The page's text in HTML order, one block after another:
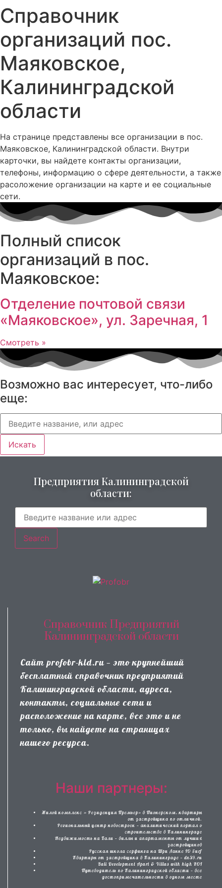
Справочник
организаций пос.
Маяковское,
Калининградской
области
На странице представлены все организации в пос.
Маяковское, Калининградской области. Внутри
карточки, вы найдете контакты организации,
телефоны, информацию о сфере деятельности, а также
расоложение организации на карте и ее социальные
сети.
Полный список
организаций в пос.
Маяковское:
Отделение почтовой связи
«Маяковское», ул. Заречная, 1
Смотреть »
Возможно вас интересует, что-либо
еще:
Искать
Предприятия Калининградской
области:
Search
Справочник Предприятий
Калининградской области
Сайт profobr-kld.ru — это крупнейший
бесплатный справочник предприятий
Калининградской области, адреса,
контакты, социальные сети и
расположение на карте, все это и не
только, вы найдете на страницах
нашего ресурса.
Наши партнеры:
Жилой комплекс » Резиденция Премьер» в Пионерском, квартиры
от застройщика по отличной.
Региональный центр новостроек — аналитический портал о
строительстве в Калининграде
Недвижимость на Бали — виллы и апартаменты от лучших
застройщиков
Русская школа серфинга на Шри Ланке IO Surf
Квартиры от застройщика в Калининграде — dn39.ru
Bali Development Apart & Villas with high ROI
Путеводитель по Калининградской области — все
достопримечательности в одном месте